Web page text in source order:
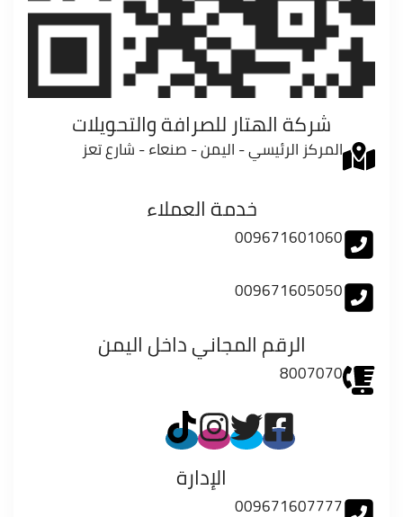
شركة الهتار للصرافة والتحويلات
المركز الرئيسي - اليمن - صنعاء - شارع تعز
خدمة العملاء
009671601060
009671605050
الرقم المجاني داخل اليمن
8007070
الإدارة
009671607777